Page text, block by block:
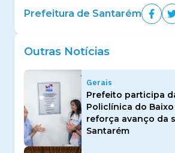
Prefeitura de Santarém
Outras Notícias
Gerais
Prefeito participa
Policlínica do
reforça avanço da
Santarém